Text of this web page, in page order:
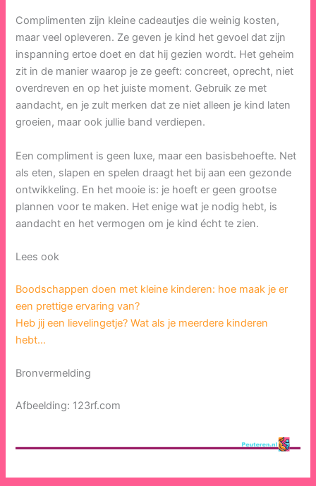
Complimenten zijn kleine cadeautjes die weinig kosten,
maar veel opleveren. Ze geven je kind het gevoel dat zijn
inspanning ertoe doet en dat hij gezien wordt. Het geheim
zit in de manier waarop je ze geeft: concreet, oprecht, niet
overdreven en op het juiste moment. Gebruik ze met
aandacht, en je zult merken dat ze niet alleen je kind laten
groeien, maar ook jullie band verdiepen.
Een compliment is geen luxe, maar een basisbehoefte. Net
als eten, slapen en spelen draagt het bij aan een gezonde
ontwikkeling. En het mooie is: je hoeft er geen grootse
plannen voor te maken. Het enige wat je nodig hebt, is
aandacht en het vermogen om je kind écht te zien.
Lees ook
Boodschappen doen met kleine kinderen: hoe maak je er
een prettige ervaring van?
Heb jij een lievelingetje? Wat als je meerdere kinderen
hebt…
Bronvermelding
Afbeelding: 123rf.com